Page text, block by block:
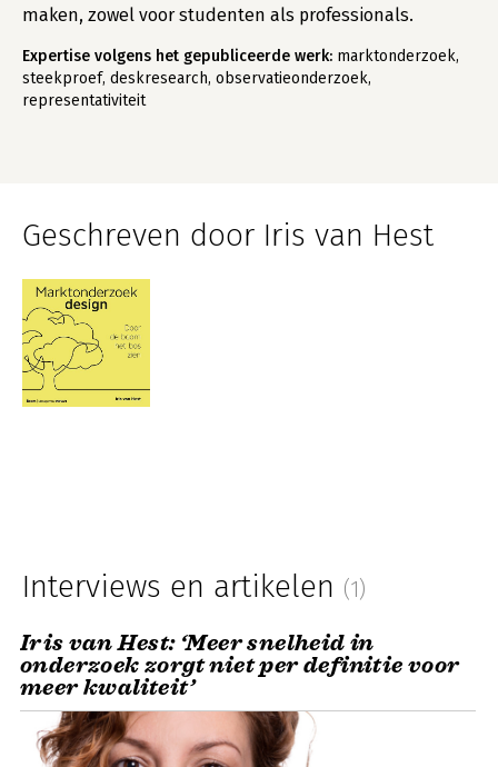
maken, zowel voor studenten als professionals.
Expertise volgens het gepubliceerde werk: marktonderzoek,
steekproef, deskresearch, observatieonderzoek,
representativiteit
Geschreven door Iris van Hest
Interviews en artikelen (1)
Iris van Hest: ‘Meer snelheid in
onderzoek zorgt niet per definitie voor
meer kwaliteit’